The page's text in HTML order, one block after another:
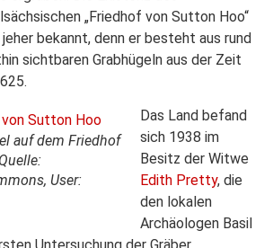
„Friedhof von Sutton Hoo“
bekannt, denn er besteht aus rund
sichtbaren Grabhügeln aus der Zeit
auf dem Friedhof
User:
Das Land befand
sich 1938 im
Besitz der Witwe
Edith Pretty, die
den lokalen
Archäologen Basil